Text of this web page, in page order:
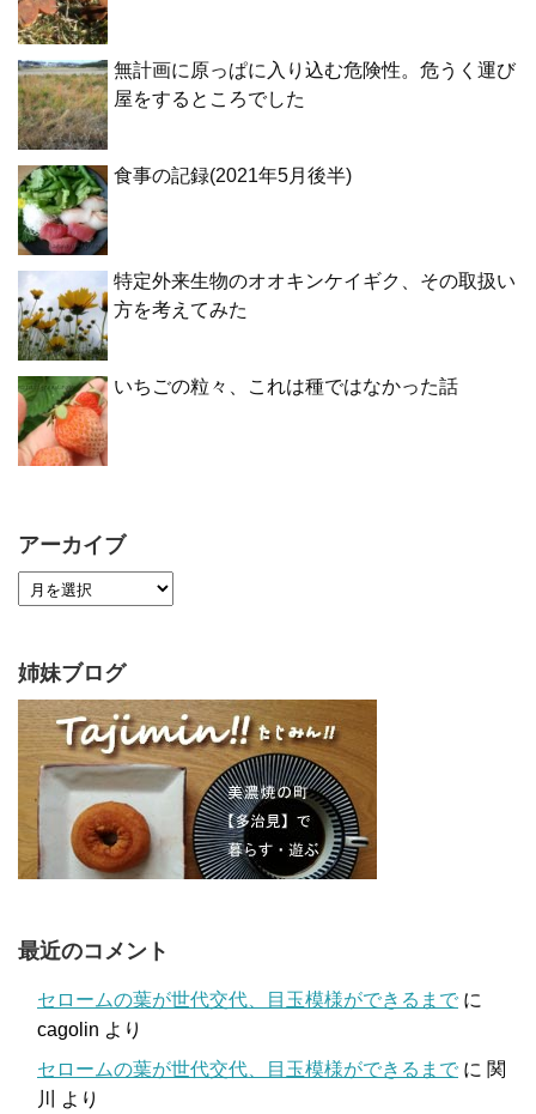
無計画に原っぱに入り込む危険性。危うく運び
屋をするところでした
食事の記録(2021年5月後半)
特定外来生物のオオキンケイギク、その取扱い
方を考えてみた
いちごの粒々、これは種ではなかった話
アーカイブ
姉妹ブログ
最近のコメント
セロームの葉が世代交代、目玉模様ができるまで に
cagolin より
セロームの葉が世代交代、目玉模様ができるまで に 関
川
より